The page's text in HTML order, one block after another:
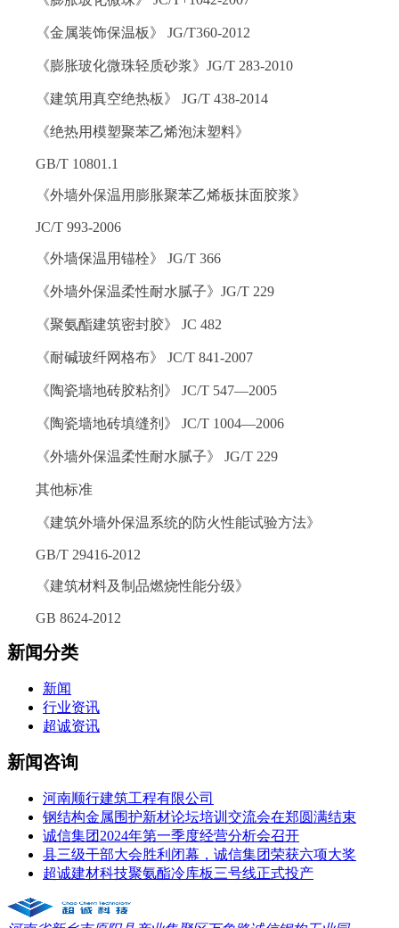
《金属装饰保温板》 JG/T360-2012
《膨胀玻化微珠轻质砂浆》JG/T 283-2010
《建筑用真空绝热板》 JG/T 438-2014
《绝热用模塑聚苯乙烯泡沫塑料》
GB/T 10801.1
《外墙外保温用膨胀聚苯乙烯板抹面胶浆》
JC/T 993-2006
《外墙保温用锚栓》 JG/T 366
《外墙外保温柔性耐水腻子》JG/T 229
《聚氨酯建筑密封胶》 JC 482
《耐碱玻纤网格布》 JC/T 841-2007
《陶瓷墙地砖胶粘剂》 JC/T 547—2005
《陶瓷墙地砖填缝剂》 JC/T 1004—2006
《外墙外保温柔性耐水腻子》 JG/T 229
其他标准
《建筑外墙外保温系统的防火性能试验方法》
GB/T 29416-2012
《建筑材料及制品燃烧性能分级》
GB 8624-2012
新闻分类
新闻
行业资讯
超诚资讯
新闻咨询
河南顺行建筑工程有限公司
钢结构金属围护新材论坛培训交流会在郑圆满结束
诚信集团2024年第一季度经营分析会召开
县三级干部大会胜利闭幕，诚信集团荣获六项大奖
超诚建材科技聚氨酯冷库板三号线正式投产